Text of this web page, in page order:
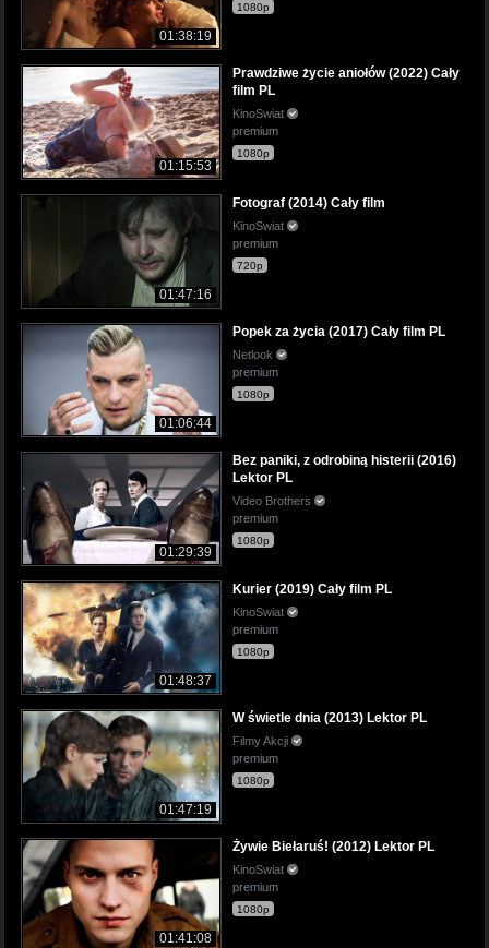
01:38:19
1080p
01:15:53
Prawdziwe życie aniołów (2022) Cały
film PL
KinoSwiat
premium
1080p
01:47:16
Fotograf (2014) Cały film
KinoSwiat
premium
720p
01:06:44
Popek za życia (2017) Cały film PL
Netlook
premium
1080p
01:29:39
Bez paniki, z odrobiną histerii (2016)
Lektor PL
Video Brothers
premium
1080p
01:48:37
Kurier (2019) Cały film PL
KinoSwiat
premium
1080p
01:47:19
W świetle dnia (2013) Lektor PL
Filmy Akcji
premium
1080p
01:41:08
Żywie Biełaruś! (2012) Lektor PL
KinoSwiat
premium
1080p